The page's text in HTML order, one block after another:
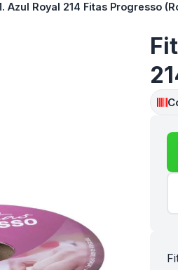
Azul Royal 214 Fitas Progresso